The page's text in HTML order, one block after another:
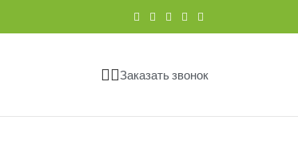
Заказать звонок